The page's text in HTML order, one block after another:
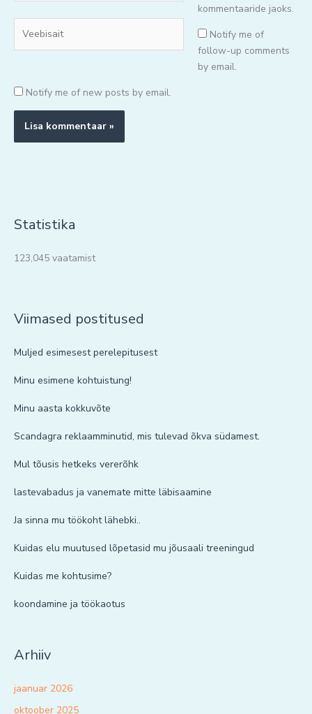
kommentaaride jaoks.
Notify me of
follow-up comments
by email.
Notify me of new posts by email.
Statistika
123,045 vaatamist
Viimased postitused
Muljed esimesest perelepitusest
Minu esimene kohtuistung!
Minu aasta kokkuvõte
Scandagra reklaamminutid, mis tulevad õkva südamest.
Mul tõusis hetkeks vererõhk
lastevabadus ja vanemate mitte läbisaamine
Ja sinna mu töökoht lähebki..
Kuidas elu muutused lõpetasid mu jõusaali treeningud
Kuidas me kohtusime?
koondamine ja töökaotus
Arhiiv
jaanuar 2026
oktoober 2025